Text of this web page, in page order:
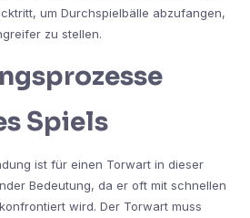
um Durchspielbälle abzufangen,
zu stellen.
Spiels
ist für einen Torwart in dieser
Bedeutung, da er oft mit schnellen
wird. Der Torwart muss